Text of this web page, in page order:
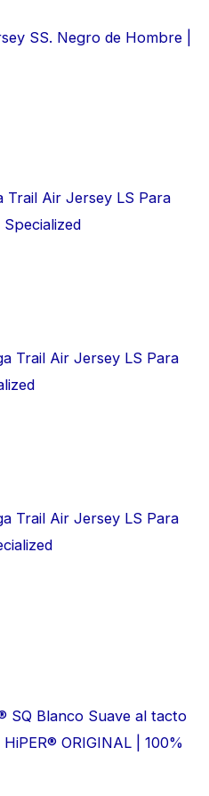
SS. Negro de Hombre |
Trail Air Jersey LS Para
Trail Air Jersey LS Para
Trail Air Jersey LS Para
SQ Blanco Suave al tacto
ORIGINAL | 100%